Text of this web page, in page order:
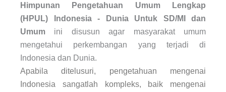
Himpunan Pengetahuan Umum Lengkap
(HPUL) Indonesia - Dunia Untuk SD/MI dan
Umum ini disusun agar masyarakat umum
mengetahui perkembangan yang terjadi di
Indonesia dan Dunia.
Apabila ditelusuri, pengetahuan mengenai
Indonesia sangatlah kompleks, baik mengenai